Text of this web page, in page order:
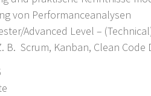
von Performanceanalysen
Advanced Level –
B. Scrum, Kanban, Clean